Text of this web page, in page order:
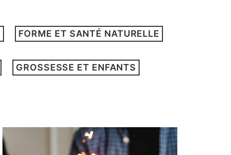
FORME ET SANTÉ NATURELLE
GROSSESSE ET ENFANTS